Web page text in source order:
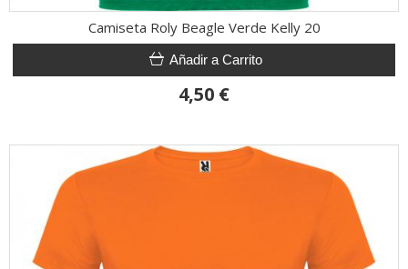
Camiseta Roly Beagle Verde Kelly 20
Añadir a Carrito
4,50 €